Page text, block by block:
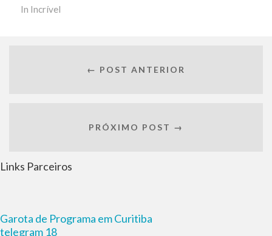
In Incrível
← POST ANTERIOR
PRÓXIMO POST →
Links Parceiros
Garota de Programa em Curitiba
telegram 18